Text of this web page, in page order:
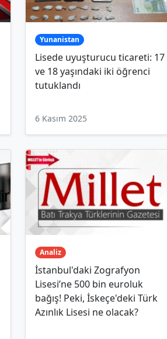
Yunanistan
Lisede uyuşturucu ticareti: 17
ve 18 yaşındaki iki öğrenci
tutuklandı
6 Kasım 2025
Analiz
İstanbul'daki Zografyon
Lisesi’ne 500 bin euroluk
bağış! Peki, İskeçe'deki Türk
Azınlık Lisesi ne olacak?